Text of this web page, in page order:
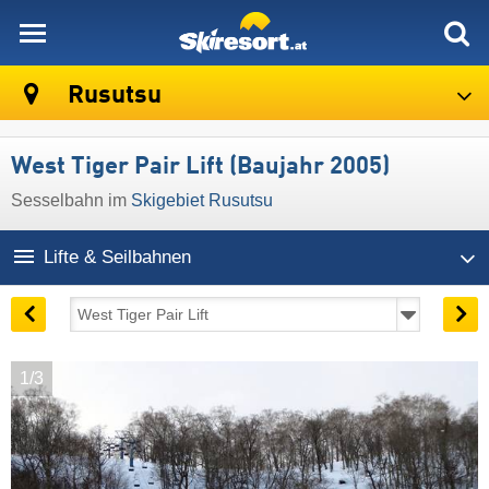
Rusutsu
West Tiger Pair Lift (Baujahr 2005)
Sesselbahn im Skigebiet Rusutsu
Lifte & Seilbahnen
1/3